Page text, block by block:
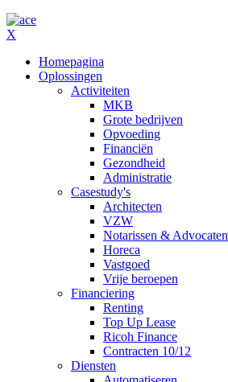
X
Homepagina
Oplossingen
Activiteiten
MKB
Grote bedrijven
Opvoeding
Financiën
Gezondheid
Administratie
Casestudy's
Architecten
VZW
Notarissen & Advocaten
Horeca
Vastgoed
Vrije beroepen
Financiering
Renting
Top Up Lease
Ricoh Finance
Contracten 10/12
Diensten